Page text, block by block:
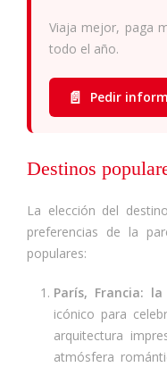
Viaja mejor, paga
todo el año.
📄 Pedir
Destinos
La elección del
preferencias de la
populares:
París, Francia: la
icónico para
arquitectura
atmósfera